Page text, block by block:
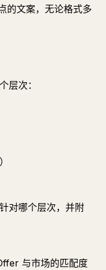
的文案，无论格式多
层次：
对哪个层次，并附
与市场的匹配度